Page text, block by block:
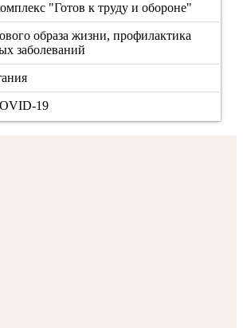
"Готов к труду и обороне"
образа жизни, профилактика
заболеваний
19